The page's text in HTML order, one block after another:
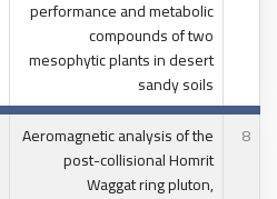
performance and metabolic
compounds of two
mesophytic plants in desert
sandy soils
8
Aeromagnetic analysis of the
post-collisional Homrit
Waggat ring pluton,